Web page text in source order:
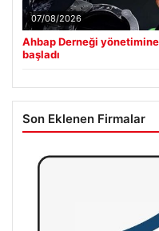
07/08/2026
Ahbap Derneği
başladı
Son Eklenen Firmalar